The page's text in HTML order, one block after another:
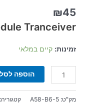
₪45
Tranceiver
זמינות: קיים במלאי
הוספה לסל
מק"ט: A58-B6-5 קטגוריה: